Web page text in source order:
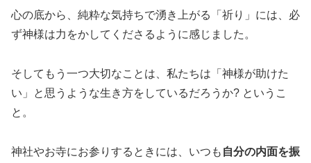
心の底から、純粋な気持ちで湧き上がる「祈り」には、必
ず神様は力をかしてくださるように感じました。
そしてもう一つ大切なことは、私たちは「神様が助けた
い」と思うような生き方をしているだろうか? というこ
と。
神社やお寺にお参りするときには、いつも 自分の内面を振